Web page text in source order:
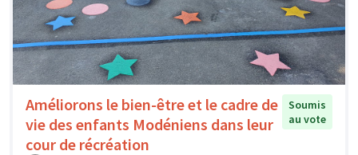
Améliorons le bien-être et le cadre de
vie des enfants Modéniens dans leur
cour de récréation
Soumis
au vote